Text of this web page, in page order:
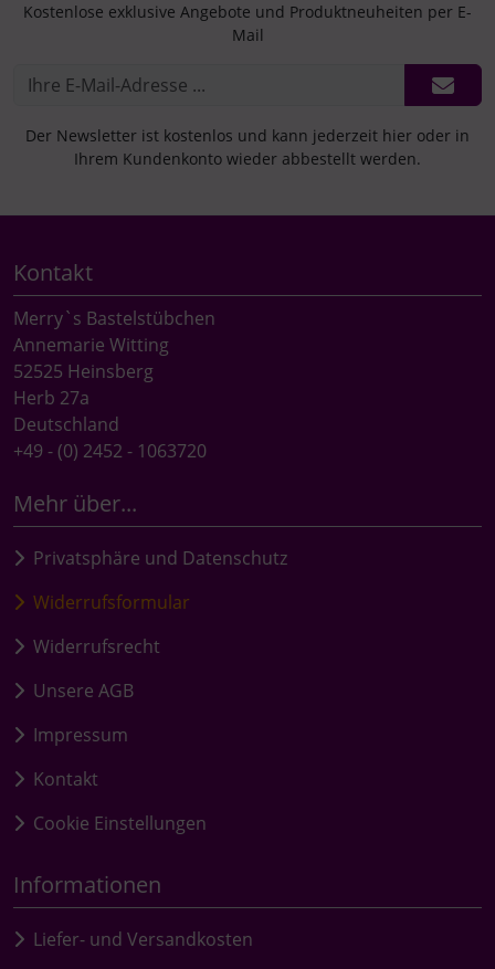
Kostenlose exklusive Angebote und Produktneuheiten per E-
Mail
Der Newsletter ist kostenlos und kann jederzeit hier oder in
Ihrem Kundenkonto wieder abbestellt werden.
Kontakt
Merry`s Bastelstübchen
Annemarie Witting
52525 Heinsberg
Herb 27a
Deutschland
+49 - (0) 2452 - 1063720
Mehr über...
Privatsphäre und Datenschutz
Widerrufsformular
Widerrufsrecht
Unsere AGB
Impressum
Kontakt
Cookie Einstellungen
Informationen
Liefer- und Versandkosten